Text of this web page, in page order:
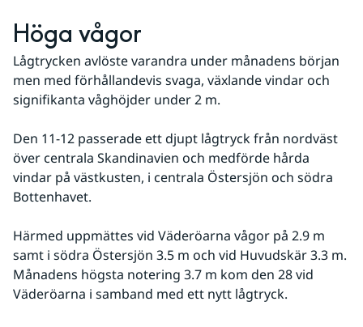
Höga vågor
Lågtrycken avlöste varandra under månadens början
men med förhållandevis svaga, växlande vindar och
signifikanta våghöjder under 2 m.
Den 11-12 passerade ett djupt lågtryck från nordväst
över centrala Skandinavien och medförde hårda
vindar på västkusten, i centrala Östersjön och södra
Bottenhavet.
Härmed uppmättes vid Väderöarna vågor på 2.9 m
samt i södra Östersjön 3.5 m och vid Huvudskär 3.3 m.
Månadens högsta notering 3.7 m kom den 28 vid
Väderöarna i samband med ett nytt lågtryck.